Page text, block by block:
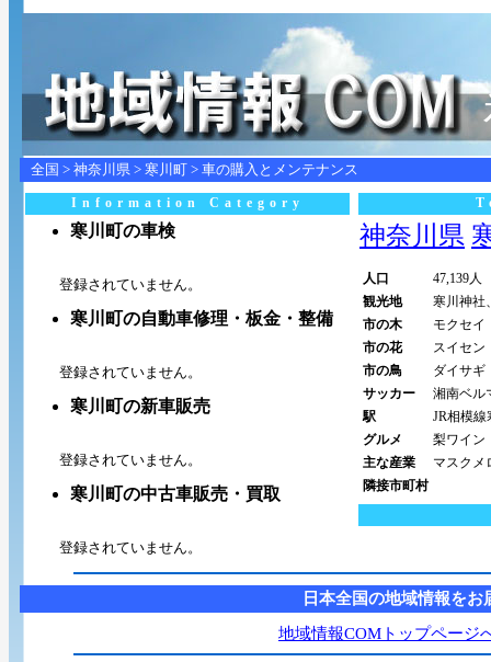
全国 > 神奈川県 > 寒川町 > 車の購入とメンテナンス
Information Category
寒川町の車検
登録されていません。
寒川町の自動車修理・板金・整備
登録されていません。
寒川町の新車販売
登録されていません。
寒川町の中古車販売・買取
登録されていません。
神奈川県
人口
47,139人
観光地
寒川神社
市の木
モクセイ
市の花
スイセン
市の鳥
ダイサギ
サッカー
湘南ベル
駅
JR相模線
グルメ
梨ワイン
主な産業
マスクメ
隣接市町村
日本全国の地域情報をお
地域情報COMトップページ